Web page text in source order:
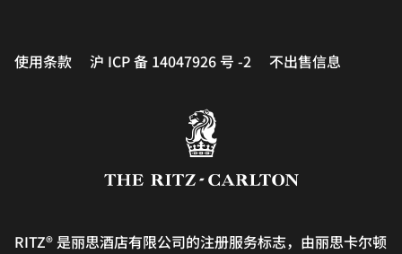
RITZ® 是丽思酒店有限公司的注册服务标志，由丽思卡尔顿
使用条款 沪 ICP 备 14047926 号 -2 不出售信息